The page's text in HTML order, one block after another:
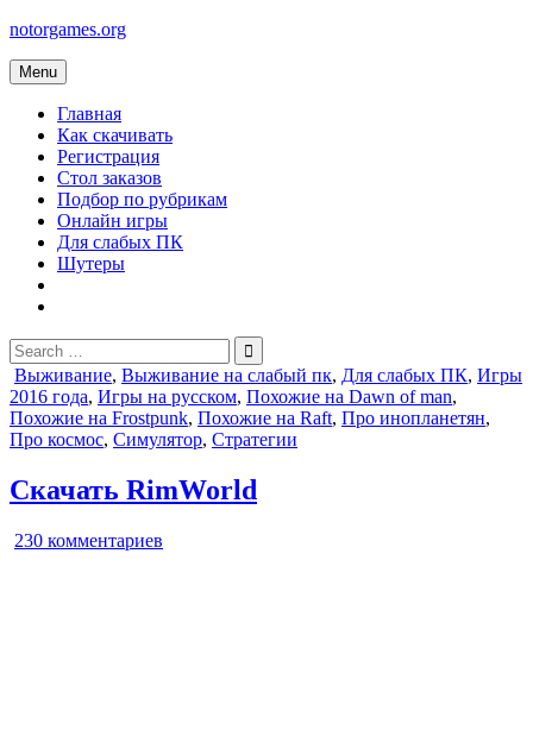
Skip
content
notorgames.org
Menu
Главная
Как скачивать
Регистрация
Стол заказов
Подбор по рубрикам
Онлайн игры
Для слабых ПК
Шутеры
Search
for:
Posted
in
Выживание, Выживание на слабый пк, Для слабых ПК, Игры
2016 года, Игры на русском, Похожие на Dawn of man,
Похожие на Frostpunk, Похожие на Raft, Про инопланетян,
Про космос, Симулятор, Стратегии
Скачать RimWorld
230 комментариев